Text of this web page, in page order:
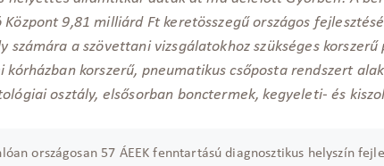
Központ 9,81 milliárd Ft keretösszegű országos
számára a szövettani vizsgálatokhoz szükséges
kórházban korszerű, pneumatikus csőposta rendszert
osztály, elsősorban bonctermek, kegyeleti- és
országosan 57 ÁEEK fenntartású diagnosztikus helyszín